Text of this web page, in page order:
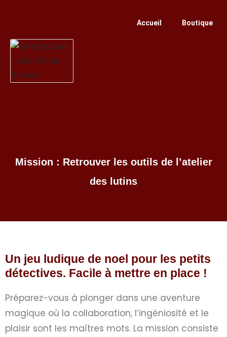
Accueil Boutique
Mission : Retrouver les outils de l’atelier
des lutins
Un jeu ludique de noel pour les petits
détectives. Facile à mettre en place !
Préparez-vous à plonger dans une aventure
magique où la collaboration, l’ingéniosité et le
plaisir sont les maîtres mots. La mission consiste